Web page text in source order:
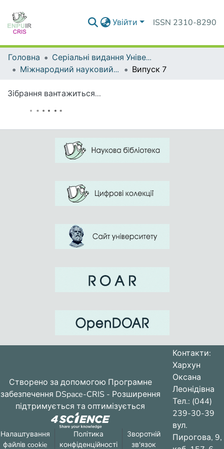
Увійти ISSN 2310-8290
Головна
Серіальні видання Університету
Міжнародний науковий форум: соціологія, психологія, педагогіка, менеджмент
Випуск 7
Зібрання вантажиться...
Створено за допомогою Програмне
забезпечення DSpace-CRIS - Розширення
підтримується та оптимізується
Налаштування
файлів cookie
Політика
конфіденційності
Зворотній
зв'язок
Контакти:
Хархун
Оксана
Леонідівна
Тел.: (044)
239-30-39
вул.
Пирогова, 9,